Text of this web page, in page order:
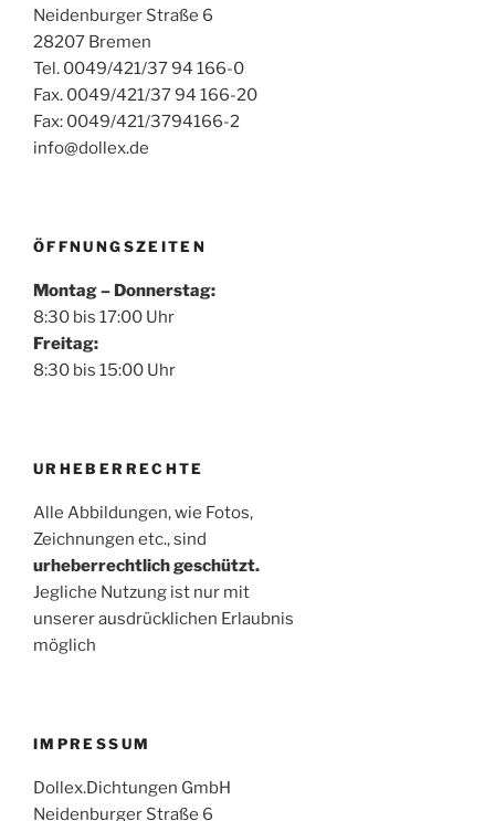
Neidenburger Straße 6
28207 Bremen
Tel. 0049/421/37 94 166-0
Fax. 0049/421/37 94 166-20
Fax: 0049/421/3794166-2
info@dollex.de
ÖFFNUNGSZEITEN
Montag – Donnerstag:
8:30 bis 17:00 Uhr
Freitag:
8:30 bis 15:00 Uhr
URHEBERRECHTE
Alle Abbildungen, wie Fotos,
Zeichnungen etc., sind
urheberrechtlich geschützt.
Jegliche Nutzung ist nur mit
unserer ausdrücklichen Erlaubnis
möglich
IMPRESSUM
Dollex.Dichtungen GmbH
Neidenburger Straße 6